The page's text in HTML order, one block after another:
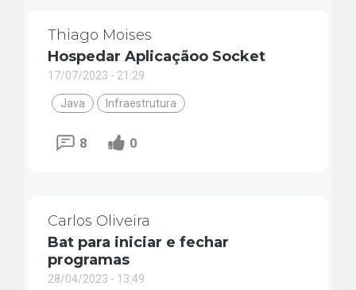
Thiago Moises
Hospedar Aplicaçãoo Socket
17/07/2023 - 21:29
Java Infraestrutura
8 0
Carlos Oliveira
Bat para iniciar e fechar
programas
28/04/2023 - 13:49